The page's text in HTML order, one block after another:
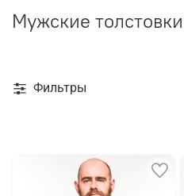
Мужские
Фильтры